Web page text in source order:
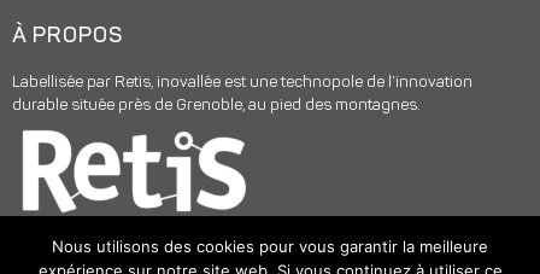
À PROPOS
Labellisée par Retis, inovallée est une technopole de l’innovation
durable située près de Grenoble, au pied des montagnes.
Nous utilisons des cookies pour vous garantir la meilleure